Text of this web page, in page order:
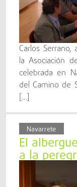
Carlos
la Asociación
celebrada en
del Camino de
[…]
Navarrete
El
a la